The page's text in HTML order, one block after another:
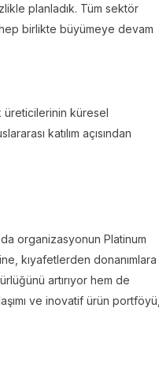
planladık. Tüm sektör
birlikte büyümeye devam
üreticilerinin küresel
katılım açısından
da organizasyonun Platinum
kıyafetlerden donanımlara
artırıyor hem de
ve inovatif ürün portföyü,